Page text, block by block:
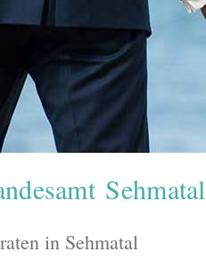
Sehmatal
in Sehmatal